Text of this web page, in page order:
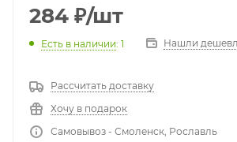
284 ₽/шт
Есть в наличии: 1 Нашли
Рассчитать доставку
Хочу в подарок
Самовывоз - Смоленск, Рославль